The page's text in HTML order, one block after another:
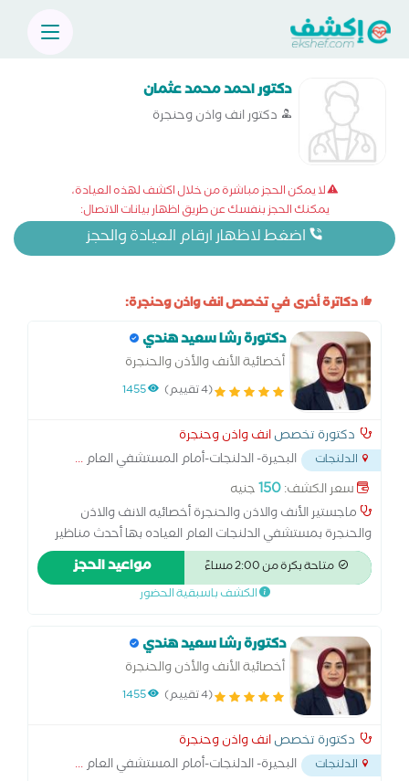
دكتور احمد محمد عثمان
دكتور انف واذن وحنجرة
لا يمكن الحجز مباشرة من خلال اكشف لهذه العيادة،
يمكنك الحجز بنفسك عن طريق اظهار بيانات الاتصال:
اضغط لاظهار ارقام العيادة والحجز
دكاترة أخرى في تخصص انف واذن وحنجرة:
دكتورة رشا سعيد هندي
أخصائية الأنف والأذن والحنجرة
(4 تقييم) 1455
دكتورة تخصصانف واذن وحنجرة
الدلنجات البحيرة- الدلنجات-أمام المستشفي العام...
سعر الكشف:150جنيه
ماجستير الأنف والاذن والحنجرة أخصائيه الانف والاذن
والحنجرة بمستشفي الدلنجات العام العياده بها أحدث مناظير
الانف والأذن والحنجرة المرنه العيادة بها أحدث جهاز رسم سمع
بالكمبيوتر العيادة بها جهاز ضغط الاذن
متاحة بكرة من 2:00 مساءً مواعيد الحجز
الكشف باسبقية الحضور
دكتورة رشا سعيد هندي
أخصائية الأنف والأذن والحنجرة
(4 تقييم) 1455
دكتورة تخصصانف واذن وحنجرة
الدلنجات البحيرة- الدلنجات-أمام المستشفي العام...